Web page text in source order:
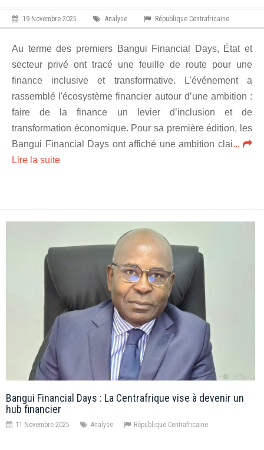
19 Novembre 2025 Analyse République Centrafricaine
Au terme des premiers Bangui Financial Days, État et
secteur privé ont tracé une feuille de route pour une
finance inclusive et transformative. L'événement a
rassemblé l'écosystème financier autour d’une ambition :
faire de la finance un levier d’inclusion et de
transformation économique. Pour sa première édition, les
Bangui Financial Days ont affiché une ambition clai...
Lire la suite
Bangui Financial Days : La Centrafrique vise à devenir un
hub financier
11 Novembre 2025 Analyse République Centrafricaine